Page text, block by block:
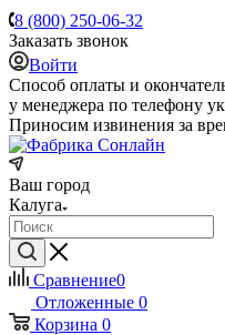
8 (800) 250-06-32
Заказать звонок
Войти
Способ оплаты и
у менеджера по телефону
Приносим извинения за
Ваш город
Калуга
Сравнение0
Отложенные 0
Корзина 0